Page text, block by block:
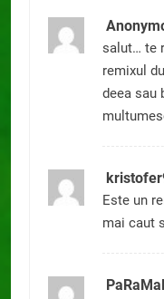
salut… te
remixul
deea sau
Este un
mai caut